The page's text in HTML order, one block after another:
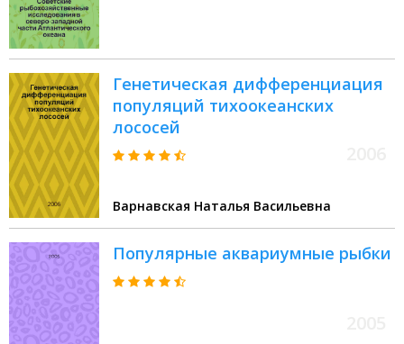
Генетическая дифференциация
популяций тихоокеанских
лососей
Варнавская Наталья Васильевна
Популярные аквариумные рыбки